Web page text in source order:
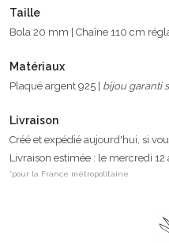
Taille
Bola 20 mm | Chaîne 110 cm
Matériaux
Plaqué argent 925 | bijou garanti
Livraison
Créé et expédié aujourd'hui, si
Livraison estimée : le mercredi 12
*pour la France métropolitaine